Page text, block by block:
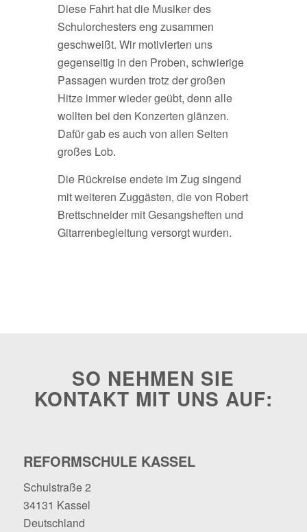
Diese Fahrt hat die Musiker des
Schulorchesters eng zusammen
geschweißt. Wir motivierten uns
gegenseitig in den Proben, schwierige
Passagen wurden trotz der großen
Hitze immer wieder geübt, denn alle
wollten bei den Konzerten glänzen.
Dafür gab es auch von allen Seiten
großes Lob.
Die Rückreise endete im Zug singend
mit weiteren Zuggästen, die von Robert
Brettschneider mit Gesangsheften und
Gitarrenbegleitung versorgt wurden.
SO NEHMEN SIE
KONTAKT MIT UNS AUF:
REFORMSCHULE KASSEL
Schulstraße 2
34131 Kassel
Deutschland